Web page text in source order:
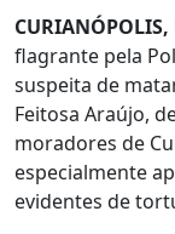
flagrante pela
suspeita de
Feitosa Araújo,
moradores de
especialmente
evidentes de